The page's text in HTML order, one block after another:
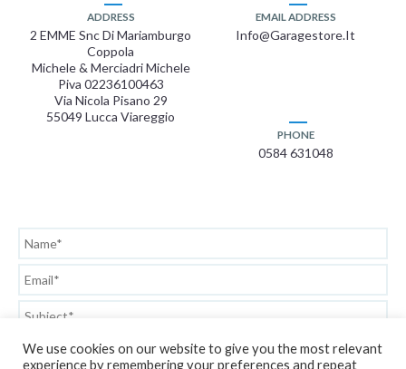
ADDRESS
2 EMME Snc Di Mariamburgo
Coppola
Michele & Merciadri Michele
Piva 02236100463
Via Nicola Pisano 29
55049 Lucca Viareggio
EMAIL ADDRESS
Info@garagestore.it
PHONE
0584 631048
We use cookies on our website to give you the most relevant
experience by remembering your preferences and repeat